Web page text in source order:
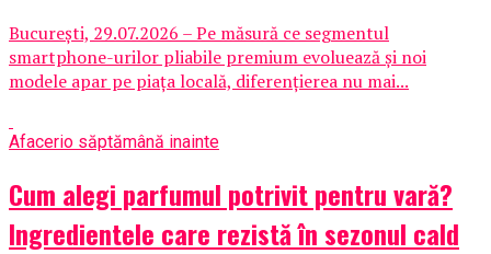
București, 29.07.2026 – Pe măsură ce segmentul
smartphone-urilor pliabile premium evoluează și noi
modele apar pe piața locală, diferențierea nu mai...
Afacerio săptămână inainte
Cum alegi parfumul potrivit pentru vară?
Ingredientele care rezistă în sezonul cald